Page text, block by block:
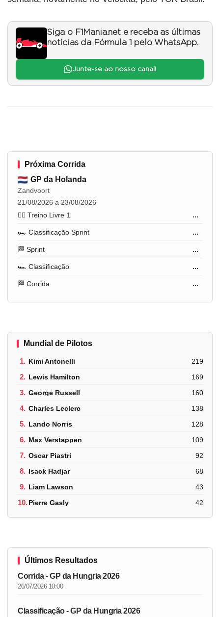
Siga o F1Mania.net e receba as últimas
notícias da Fórmula 1 pelo WhatsApp.
Junte-se ao nosso canal!
Próxima Corrida
GP da Holanda
Zandvoort
21/08/2026 a 23/08/2026
🏋️‍♂️ Treino Livre 1
...
🏎️ Classificação Sprint ...
🏁 Sprint ...
🏎️ Classificação ...
🏁 Corrida ...
Mundial de Pilotos
1. Kimi Antonelli 219
2. Lewis Hamilton 169
3. George Russell 160
4. Charles Leclerc 138
5. Lando Norris 128
6. Max Verstappen 109
7. Oscar Piastri 92
8. Isack Hadjar 68
9. Liam Lawson 43
10.Pierre Gasly 42
Últimos Resultados
Corrida - GP da Hungria 2026
26/07/2026 10:00
Classificação - GP da Hungria 2026